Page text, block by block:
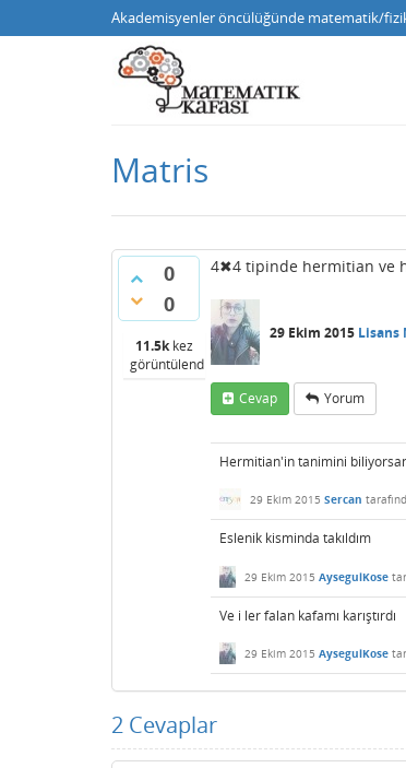
Akademisyenler öncülüğünde matematik/
Matris
0
0
11.5kkez
görüntülendi
4✖4 tipinde hermitian ve
29 Ekim 2015 Lisans
Cevap Yorum
Hermitian'in tanimini
29 Ekim 2015 Sercan
Eslenik kisminda takıldım
29 Ekim 2015 AysegulKose
Ve i ler falan kafamı karıştırdı
29 Ekim 2015 AysegulKose
2 Cevaplar